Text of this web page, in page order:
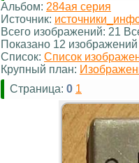
Альбом: 284ая серия
Источник:
Всего изображений: 21
Показано 12
Список: Список
Крупный план:
Страница: 0 1